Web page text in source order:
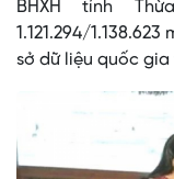
BHXH tỉnh
1.121.294/
sở dữ liệu quốc gia